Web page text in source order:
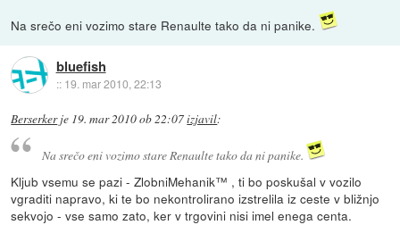
Na srečo eni vozimo stare Renaulte tako da ni panike.
bluefish
:: 19. mar 2010, 22:13
Berserkerje 19. mar 2010 ob 22:07izjavil:
Na srečo eni vozimo stare Renaulte tako da ni panike.
Kljub vsemu se pazi - ZlobniMehanik™ , ti bo poskušal v vozilo
vgraditi napravo, ki te bo nekontrolirano izstrelila iz ceste v bližnjo
sekvojo - vse samo zato, ker v trgovini nisi imel enega centa.